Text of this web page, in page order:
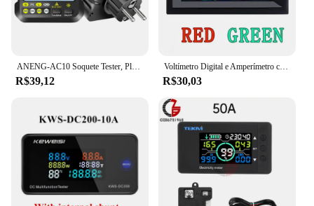
ANENG-AC10 Soquete Tester, Plug Linha Zero, Polaridade Fase Tester, Multímetro Digital, UE Plug Tester
R$39,12
Voltímetro Digital e Amperímetro com Display Duplo, Detector de Tensão, Medidor de Corrente, Painel Amp, Medidor, LED Vermelho e Azul, DC 0-100V, 10A, 0,28 pol
R$30,03